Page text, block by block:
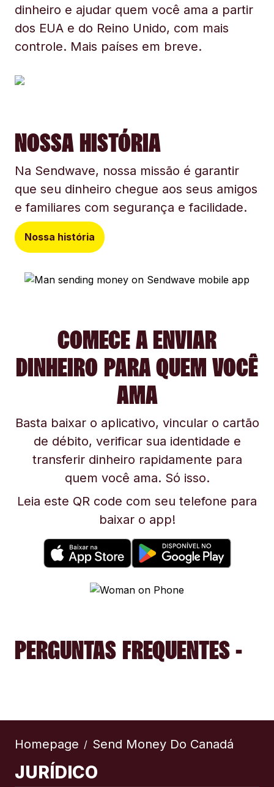
dinheiro e ajudar quem você ama a partir
dos EUA e do Reino Unido, com mais
controle. Mais países em breve.
NOSSA HISTÓRIA
Na Sendwave, nossa missão é garantir
que seu dinheiro chegue aos seus amigos
e familiares com segurança e facilidade.
Nossa história
COMECE A ENVIAR
DINHEIRO PARA QUEM VOCÊ
AMA
Basta baixar o aplicativo, vincular o cartão
de débito, verificar sua identidade e
transferir dinheiro rapidamente para
quem você ama. Só isso.
Leia este QR code com seu telefone para
baixar o app!
PERGUNTAS FREQUENTES -
Homepage / Send Money Do Canadá
JURÍDICO